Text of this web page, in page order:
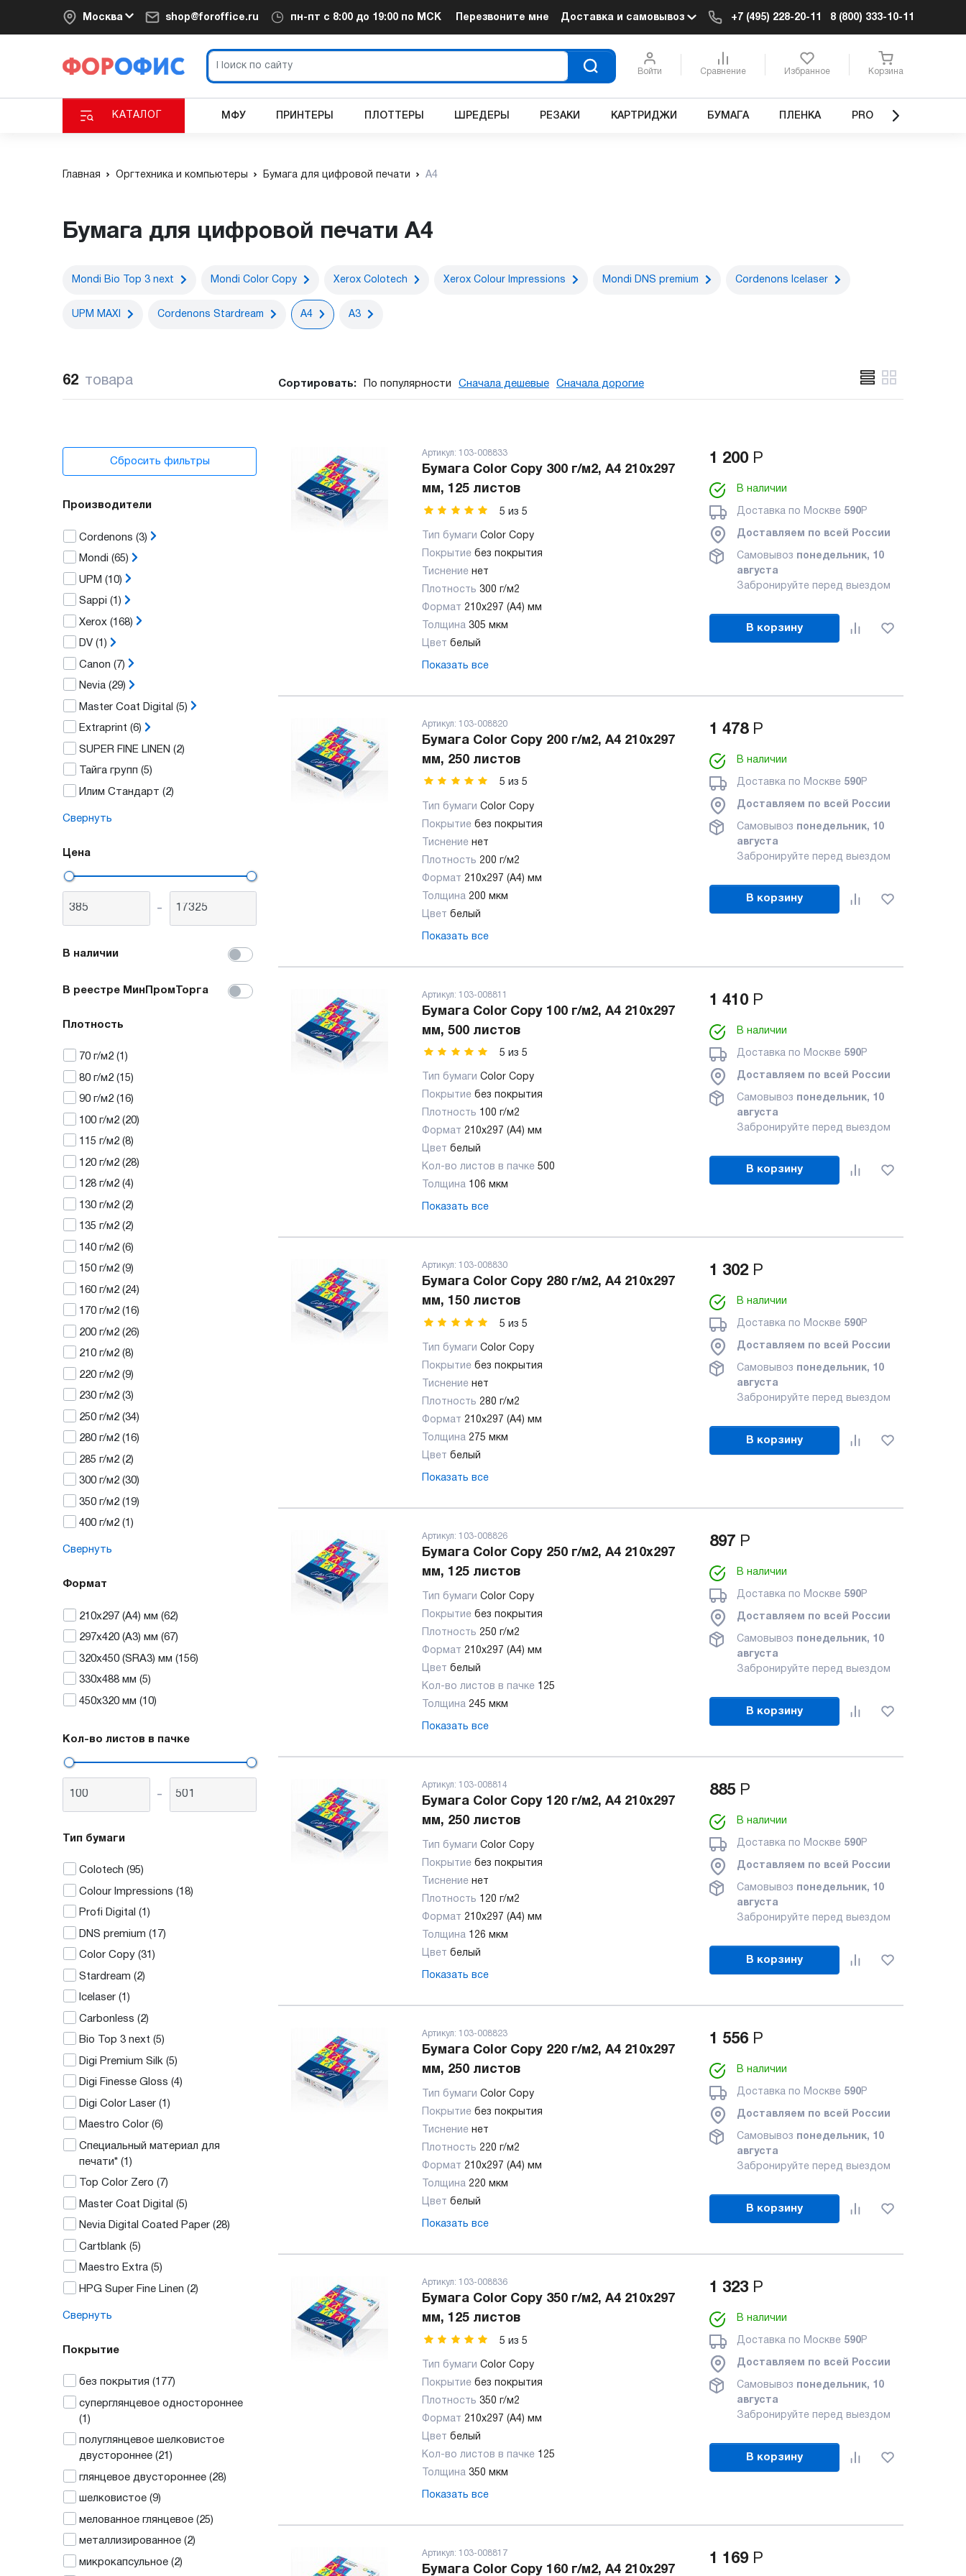
Москва shop@foroffice.ru пн-пт с 8:00 до 19:00 по МСК Перезвоните мне Доставка и самовывоз +7 (495) 228-20-11 8 (800) 333-10-11
Войти Сравнение Избранное Корзина
КАТАЛОГ МФУ ПРИНТЕРЫ ПЛОТТЕРЫ ШРЕДЕРЫ РЕЗАКИ КАРТРИДЖИ БУМАГА ПЛЕНКА PRO
Главная Оргтехника и компьютеры Бумага для цифровой печати A4
Бумага для цифровой печати A4
Mondi Bio Top 3 next Mondi Color Copy Xerox Colotech Xerox Colour Impressions Mondi DNS premium Cordenons Icelaser
UPM MAXI Cordenons Stardream A4 A3
62 товара Сортировать: По популярности Сначала дешевые Сначала дорогие
Сбросить фильтры
Производители
Cordenons (3)
Mondi (65)
UPM (10)
Sappi (1)
Xerox (168)
DV (1)
Canon (7)
Nevia (29)
Master Coat Digital (5)
Extraprint (6)
SUPER FINE LINEN (2)
Тайга групп (5)
Илим Стандарт (2)
Свернуть
Цена
-
В наличии
В реестре МинПромТорга
Плотность
70 г/м2 (1)
80 г/м2 (15)
90 г/м2 (16)
100 г/м2 (20)
115 г/м2 (8)
120 г/м2 (28)
128 г/м2 (4)
130 г/м2 (2)
135 г/м2 (2)
140 г/м2 (6)
150 г/м2 (9)
160 г/м2 (24)
170 г/м2 (16)
200 г/м2 (26)
210 г/м2 (8)
220 г/м2 (9)
230 г/м2 (3)
250 г/м2 (34)
280 г/м2 (16)
285 г/м2 (2)
300 г/м2 (30)
350 г/м2 (19)
400 г/м2 (1)
Свернуть
Формат
210x297 (А4) мм (62)
297x420 (А3) мм (67)
320x450 (SRA3) мм (156)
330x488 мм (5)
450х320 мм (10)
Кол-во листов в пачке
-
Тип бумаги
Colotech (95)
Colour Impressions (18)
Profi Digital (1)
DNS premium (17)
Color Copy (31)
Stardream (2)
Icelaser (1)
Carbonless (2)
Bio Top 3 next (5)
Digi Premium Silk (5)
Digi Finesse Gloss (4)
Digi Color Laser (1)
Maestro Color (6)
Специальный материал для
печати* (1)
Top Color Zero (7)
Master Coat Digital (5)
Nevia Digital Coated Paper (28)
Cartblank (5)
Maestro Extra (5)
HPG Super Fine Linen (2)
Свернуть
Покрытие
без покрытия (177)
суперглянцевое одностороннее
(1)
полуглянцевое шелковистое
двустороннее (21)
глянцевое двустороннее (28)
шелковистое (9)
мелованное глянцевое (25)
металлизированное (2)
микрокапсульное (2)
Артикул: 103-008833
Бумага Color Copy 300 г/м2, А4 210x297
мм, 125 листов
5 из 5
Тип бумаги Color Copy
Покрытие без покрытия
Тиснение нет
Плотность 300 г/м2
Формат 210x297 (А4) мм
Толщина 305 мкм
Цвет белый
Показать все
1 200 Р
В наличии
Доставка по Москве 590Р
Доставляем по всей России
Самовывоз понедельник, 10
августа
Забронируйте перед выездом
В корзину
Артикул: 103-008820
Бумага Color Copy 200 г/м2, А4 210x297
мм, 250 листов
5 из 5
Тип бумаги Color Copy
Покрытие без покрытия
Тиснение нет
Плотность 200 г/м2
Формат 210x297 (А4) мм
Толщина 200 мкм
Цвет белый
Показать все
1 478 Р
В наличии
Доставка по Москве 590Р
Доставляем по всей России
Самовывоз понедельник, 10
августа
Забронируйте перед выездом
В корзину
Артикул: 103-008811
Бумага Color Copy 100 г/м2, А4 210x297
мм, 500 листов
5 из 5
Тип бумаги Color Copy
Покрытие без покрытия
Плотность 100 г/м2
Формат 210x297 (А4) мм
Цвет белый
Кол-во листов в пачке 500
Толщина 106 мкм
Показать все
1 410 Р
В наличии
Доставка по Москве 590Р
Доставляем по всей России
Самовывоз понедельник, 10
августа
Забронируйте перед выездом
В корзину
Артикул: 103-008830
Бумага Color Copy 280 г/м2, А4 210x297
мм, 150 листов
5 из 5
Тип бумаги Color Copy
Покрытие без покрытия
Тиснение нет
Плотность 280 г/м2
Формат 210x297 (А4) мм
Толщина 275 мкм
Цвет белый
Показать все
1 302 Р
В наличии
Доставка по Москве 590Р
Доставляем по всей России
Самовывоз
понедельник, 10
августа
Забронируйте перед выездом
В корзину
Артикул: 103-008826
Бумага Color Copy 250 г/м2, А4 210x297
мм, 125 листов
Тип бумаги Color Copy
Покрытие без покрытия
Плотность 250 г/м2
Формат 210x297 (А4) мм
Цвет белый
Кол-во листов в пачке 125
Толщина 245 мкм
Показать все
897 Р
В наличии
Доставка по Москве 590Р
Доставляем по всей России
Самовывоз понедельник, 10
августа
Забронируйте перед выездом
В корзину
Артикул: 103-008814
Бумага Color Copy 120 г/м2, А4 210x297
мм, 250 листов
Тип бумаги Color Copy
Покрытие без покрытия
Тиснение нет
Плотность 120 г/м2
Формат 210x297 (А4) мм
Толщина 126 мкм
Цвет белый
Показать все
885 Р
В наличии
Доставка по Москве 590Р
Доставляем по всей России
Самовывоз понедельник, 10
августа
Забронируйте перед выездом
В корзину
Артикул: 103-008823
Бумага Color Copy 220 г/м2, А4 210x297
мм, 250 листов
Тип бумаги Color Copy
Покрытие без покрытия
Тиснение нет
Плотность 220 г/м2
Формат 210x297 (А4) мм
Толщина 220 мкм
Цвет белый
Показать все
1 556 Р
В наличии
Доставка по Москве 590Р
Доставляем по всей России
Самовывоз понедельник, 10
августа
Забронируйте перед выездом
В корзину
Артикул: 103-008836
Бумага Color Copy 350 г/м2, А4 210x297
мм, 125 листов
5 из 5
Тип бумаги Color Copy
Покрытие без покрытия
Плотность 350 г/м2
Формат 210x297 (А4) мм
Цвет белый
Кол-во листов в пачке 125
Толщина 350 мкм
Показать все
1 323 Р
В наличии
Доставка по Москве 590Р
Доставляем по всей России
Самовывоз понедельник, 10
августа
Забронируйте перед выездом
В корзину
Артикул: 103-008817
Бумага Color Copy 160 г/м2, А4 210x297
1 169 Р